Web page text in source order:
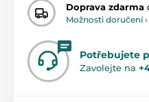
Doprava zdarma
Možnosti doručení ›
Potřebujete
Zavolejte na